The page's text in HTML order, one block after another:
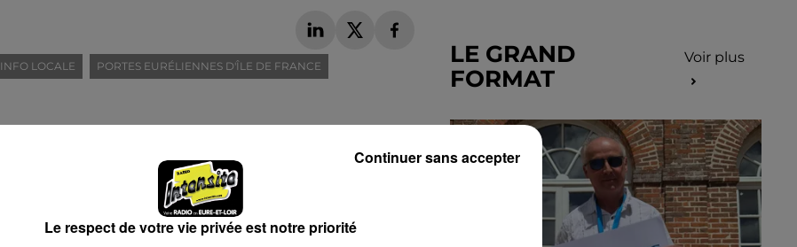
INFO LOCALE PORTES EURÉLIENNES D'ÎLE DE FRANCE
LE GRAND
FORMAT
Voir plus
Le respect de votre vie privée est notre priorité
Continuer sans accepter